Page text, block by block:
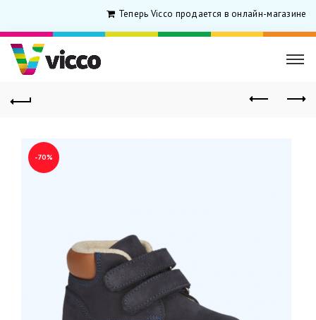
Теперь Vicco продается в онлайн-магазине
-70%